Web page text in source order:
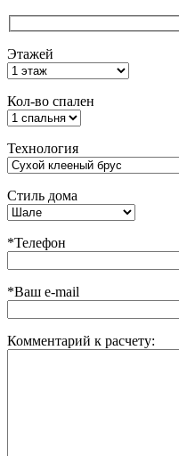
Этажей
Кол-во спален
Технология
Стиль дома
*Телефон
*Ваш e-mail
Комментарий к расчету: